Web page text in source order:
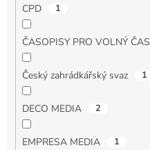
CPD 1
ČASOPISY PRO VOLNÝ ČAS
Český zahrádkářský svaz 1
DECO MEDIA 2
EMPRESA MEDIA 1